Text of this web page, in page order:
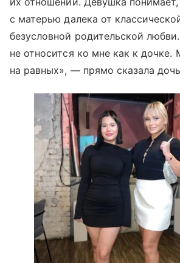
с матерью далека от
безусловной родительской
не относится ко мне как к
на равных», — прямо сказала